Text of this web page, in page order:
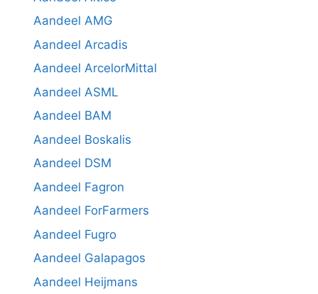
Aandeel AMG
Aandeel Arcadis
Aandeel ArcelorMittal
Aandeel ASML
Aandeel BAM
Aandeel Boskalis
Aandeel DSM
Aandeel Fagron
Aandeel ForFarmers
Aandeel Fugro
Aandeel Galapagos
Aandeel Heijmans